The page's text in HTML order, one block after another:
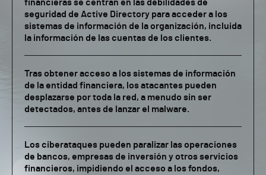
financieras se centran en las debilidades de
seguridad de Active Directory para acceder a los
sistemas de información de la organización, incluida
la información de las cuentas de los clientes.
Tras obtener acceso a los sistemas de información
de la entidad financiera, los atacantes pueden
desplazarse por toda la red, a menudo sin ser
detectados, antes de lanzar el malware.
Los ciberataques pueden paralizar las operaciones
de bancos, empresas de inversión y otros servicios
financieros, impidiendo el acceso a los fondos,